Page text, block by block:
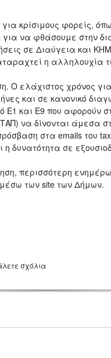
κρίσιμους φορείς,
να φθάσουμε στην
σε Διαύγεια και
η αλληλουχία
Ο ελάχιστος χρόνος
και σε κανονικό
Ε1 και Ε9 που αφορούν
να δίνονται άμεσα
στα emails του
δυνατότητα σε
περισσότερη
μέσω των site των Δήμων.
σχόλια